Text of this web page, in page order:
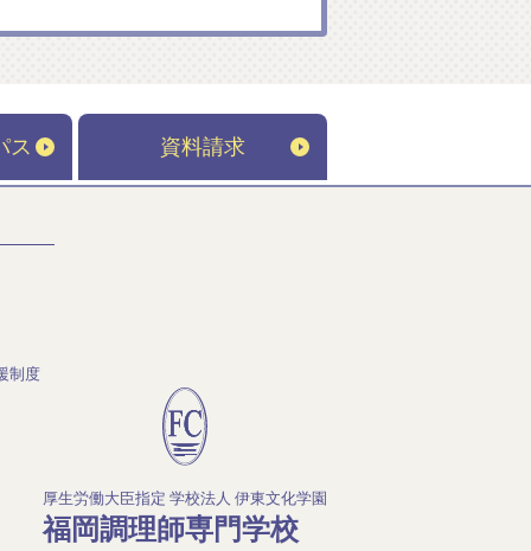
ス 資料請求
制度
厚生労働大臣指定 学校法人 伊東文化学園
福岡調理師専門学校